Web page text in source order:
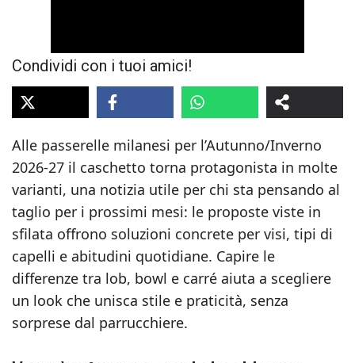
Condividi con i tuoi amici!
Alle passerelle milanesi per l’Autunno/Inverno
2026‑27 il caschetto torna protagonista in molte
varianti, una notizia utile per chi sta pensando al
taglio per i prossimi mesi: le proposte viste in
sfilata offrono soluzioni concrete per visi, tipi di
capelli e abitudini quotidiane. Capire le
differenze tra lob, bowl e carré aiuta a scegliere
un look che unisca stile e praticità, senza
sorprese dal parrucchiere.